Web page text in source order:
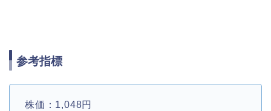
参考指標
株価：1,048円